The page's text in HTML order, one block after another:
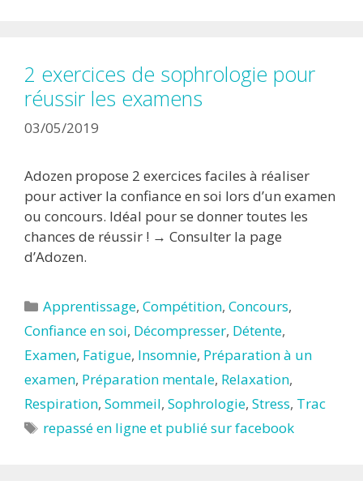
2 exercices de sophrologie pour
réussir les examens
03/05/2019
Adozen propose 2 exercices faciles à réaliser
pour activer la confiance en soi lors d’un examen
ou concours. Idéal pour se donner toutes les
chances de réussir ! → Consulter la page
d’Adozen.
Catégories
Apprentissage,Compétition,Concours,
Confiance en soi, Décompresser, Détente,
Examen, Fatigue, Insomnie, Préparation à un
examen, Préparation mentale, Relaxation,
Respiration, Sommeil, Sophrologie, Stress, Trac
Étiquettes
repassé en ligne et publié sur facebook